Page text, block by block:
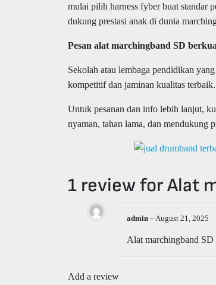
mulai pilih harness fyber buat standar
dukung prestasi anak di dunia
Pesan alat marchingband SD
Sekolah atau lembaga pendidikan
kompetitif dan jaminan kualitas terbaik.
Untuk pesanan dan info lebih lanjut,
nyaman, tahan lama, dan mendukung
1 review forAlat
admin – August 21, 2025
Alat marchingband
Add a review